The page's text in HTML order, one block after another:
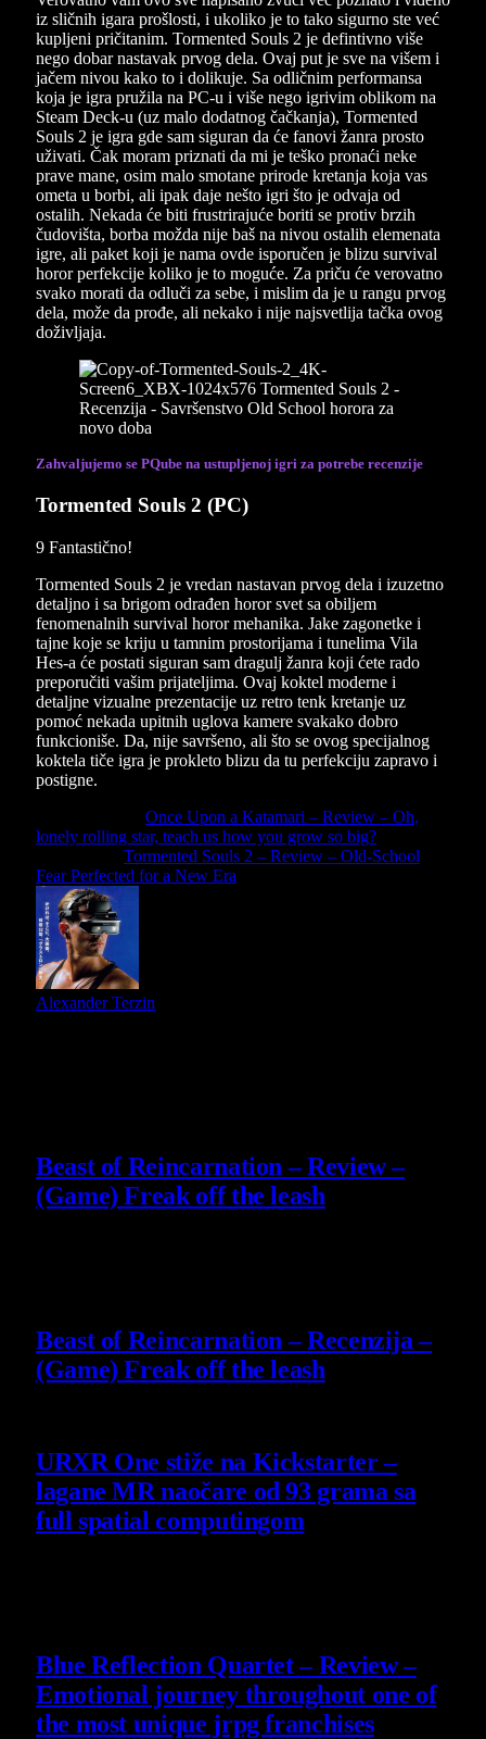
iz sličnih igara prošlosti, i ukoliko je to tako sigurno ste već
kupljeni pričitanim. Tormented Souls 2 je defintivno više
nego dobar nastavak prvog dela. Ovaj put je sve na višem i
jačem nivou kako to i dolikuje. Sa odličnim performansa
koja je igra pružila na PC-u i više nego igrivim oblikom na
Steam Deck-u (uz malo dodatnog čačkanja), Tormented
Souls 2 je igra gde sam siguran da će fanovi žanra prosto
uživati. Čak moram priznati da mi je teško pronaći neke
prave mane, osim malo smotane prirode kretanja koja vas
ometa u borbi, ali ipak daje nešto igri što je odvaja od
ostalih. Nekada će biti frustrirajuće boriti se protiv brzih
čudovišta, borba možda nije baš na nivou ostalih elemenata
igre, ali paket koji je nama ovde isporučen je blizu survival
horor perfekcije koliko je to moguće. Za priču će verovatno
svako morati da odluči za sebe, i mislim da je u rangu prvog
dela, može da prođe, ali nekako i nije najsvetlija tačka ovog
doživljaja.
Zahvaljujemo se PQube na ustupljenoj igri za potrebe recenzije
Tormented Souls 2 (PC)
9 Fantastično!
Tormented Souls 2 je vredan nastavan prvog dela i izuzetno
detaljno i sa brigom odrađen horor svet sa obiljem
fenomenalnih survival horor mehanika. Jake zagonetke i
tajne koje se kriju u tamnim prostorijama i tunelima Vila
Hes-a će postati siguran sam dragulj žanra koji ćete rado
preporučiti vašim prijateljima. Ovaj koktel moderne i
detaljne vizualne prezentacije uz retro tenk kretanje uz
pomoć nekada upitnih uglova kamere svakako dobro
funkcioniše. Da, nije savršeno, ali što se ovog specijalnog
koktela tiče igra je prokleto blizu da tu perfekciju zapravo i
postigne.
Once Upon a Katamari – Review – Oh,
lonely rolling star, teach us how you grow so big?
Tormented Souls 2 – Review – Old-School
Fear Perfected for a New Era
Alexander Terzin
Beast of Reincarnation – Review –
(Game) Freak off the leash
Beast of Reincarnation – Recenzija –
(Game) Freak off the leash
URXR One stiže na Kickstarter –
lagane MR naočare od 93 grama sa
full spatial computingom
Blue Reflection Quartet – Review –
Emotional journey throughout one of
the most unique jrpg franchises